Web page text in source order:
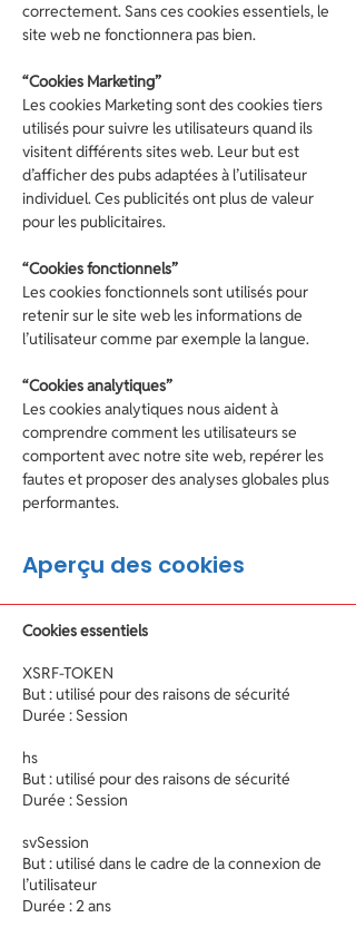
correctement. Sans ces cookies essentiels, le
site web ne fonctionnera pas bien.
“Cookies Marketing”
Les cookies Marketing sont des cookies tiers
utilisés pour suivre les utilisateurs quand ils
visitent différents sites web. Leur but est
d’afficher des pubs adaptées à l’utilisateur
individuel. Ces publicités ont plus de valeur
pour les publicitaires.
“Cookies fonctionnels”
Les cookies fonctionnels sont utilisés pour
retenir sur le site web les informations de
l’utilisateur comme par exemple la langue.
“Cookies analytiques”
Les cookies analytiques nous aident à
comprendre comment les utilisateurs se
comportent avec notre site web, repérer les
fautes et proposer des analyses globales plus
performantes.
Aperçu des cookies
Cookies essentiels
XSRF-TOKEN
But : utilisé pour des raisons de sécurité
Durée : Session
hs
But : utilisé pour des raisons de sécurité
Durée : Session
svSession
But : utilisé dans le cadre de la connexion de
l’utilisateur
Durée : 2 ans